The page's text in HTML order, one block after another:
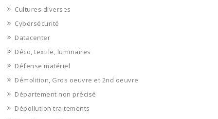
Cultures diverses
Cybersécurité
Datacenter
Déco, textile, luminaires
Défense matériel
Démolition, Gros oeuvre et 2nd oeuvre
Département non précisé
Dépollution traitements